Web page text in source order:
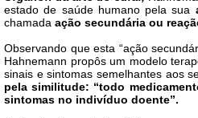
estado de saúde humano pela sua
chamada ação secundária ou
Observando que esta “ação
Hahnemann propôs um modelo
sinais e sintomas semelhantes aos
pela similitude: “todo
sintomas no indivíduo doente”.